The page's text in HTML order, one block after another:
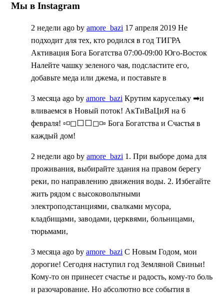
Мы в Instagram
2 недели ago by amore_bazi 17 апреля 2019 Не
подходит для тех, кто родился в год ТИГРА
Активация Бога Богатства 07:00-09:00 Юго-Восток
Налейте чашку зеленого чая, подсластите его,
добавьте меда или джема, и поставьте в
3 месяца ago by amore_bazi Крутим карусельку ➡и
вливаемся в Новый поток! АкТиВаЦиЯ на 6
февраля! ▫◽◻⬜⬜◻◽▫ Бога Богатства и Счастья в
каждый дом!
2 недели ago by amore_bazi 1. При выборе дома для
проживания, выбирайте здания на правом берегу
реки, по направлению движения воды. 2. Избегайте
жить рядом с высоковольтными
электроподстанциями, свалками мусора,
кладбищами, заводами, церквями, больницами,
тюрьмами,
3 месяца ago by amore_bazi С Новым Годом, мои
дорогие! Сегодня наступил год Земляной Свиньи!
Кому-то он принесет счастье и радость, кому-то боль
и разочарование. Но абсолютно все события в